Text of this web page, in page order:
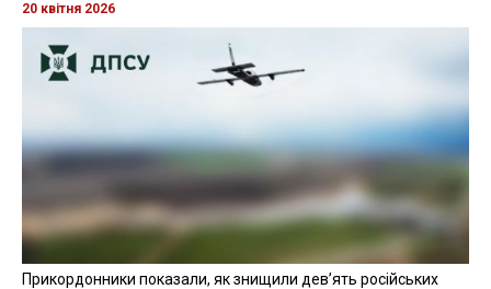
20 квітня 2026
Прикордонники показали, як знищили девʼять російських